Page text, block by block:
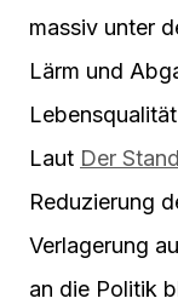
massiv unter
Lärm und
Laut Der
Reduzierung
Verlagerung
an die Politik